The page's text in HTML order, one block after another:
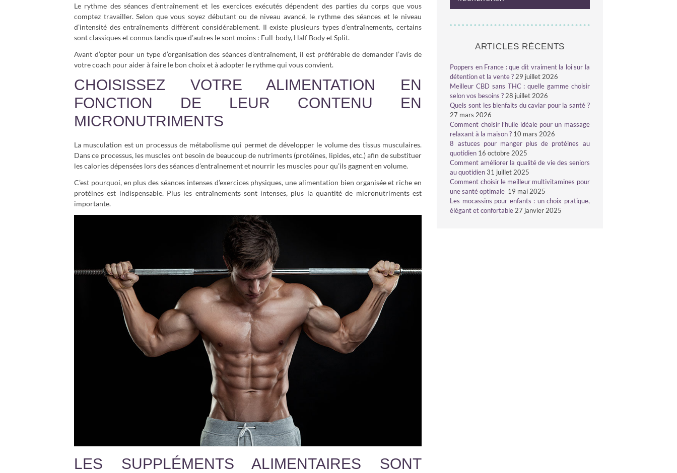
Le rythme des séances d’entraînement et les exercices exécutés dépendent des parties du corps que vous
comptez travailler. Selon que vous soyez débutant ou de niveau avancé, le rythme des séances et le niveau
d’intensité des entraînements diffèrent considérablement. Il existe plusieurs types d’entraînements, certains
sont classiques et connus tandis que d’autres le sont moins : Full-body, Half Body et Split.
Avant d’opter pour un type d’organisation des séances d’entraînement, il est préférable de demander l’avis de
votre coach pour aider à faire le bon choix et à adopter le rythme qui vous convient.
CHOISISSEZ VOTRE ALIMENTATION EN
FONCTION DE LEUR CONTENU EN
MICRONUTRIMENTS
La musculation est un processus de métabolisme qui permet de développer le volume des tissus musculaires.
Dans ce processus, les muscles ont besoin de beaucoup de nutriments (protéines, lipides, etc.) afin de substituer
les calories dépensées lors des séances d’entraînement et nourrir les muscles pour qu’ils gagnent en volume.
C’est pourquoi, en plus des séances intenses d’exercices physiques, une alimentation bien organisée et riche en
protéines est indispensable. Plus les entraînements sont intenses, plus la quantité de micronutriments est
importante.
LES SUPPLÉMENTS ALIMENTAIRES SONT
ARTICLES RÉCENTS
Poppers en France : que dit vraiment la loi sur la
détention et la vente ? 29 juillet 2026
Meilleur CBD sans THC : quelle gamme choisir
selon vos besoins ? 28 juillet 2026
Quels sont les bienfaits du caviar pour la santé ?
27 mars 2026
Comment choisir l’huile idéale pour un massage
relaxant à la maison ? 10 mars 2026
8 astuces pour manger plus de protéines au
quotidien 16 octobre 2025
Comment améliorer la qualité de vie des seniors
au quotidien 31 juillet 2025
Comment choisir le meilleur multivitamines pour
une santé optimale 19 mai 2025
Les mocassins pour enfants : un choix pratique,
élégant et confortable 27 janvier 2025